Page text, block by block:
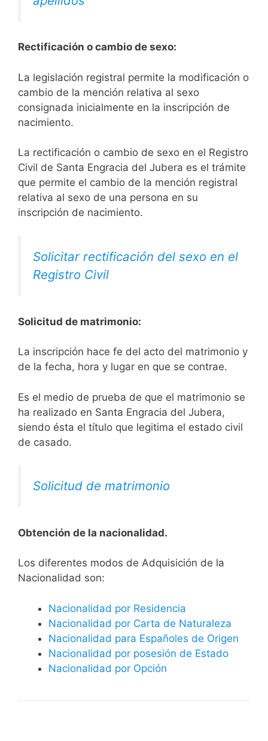
Rectificación o cambio de sexo:
La legislación registral permite la modificación o
cambio de la mención relativa al sexo
consignada inicialmente en la inscripción de
nacimiento.
La rectificación o cambio de sexo en el Registro
Civil de Santa Engracia del Jubera es el trámite
que permite el cambio de la mención registral
relativa al sexo de una persona en su
inscripción de nacimiento.
Solicitar rectificación del sexo en el
Registro Civil
Solicitud de matrimonio:
La inscripción hace fe del acto del matrimonio y
de la fecha, hora y lugar en que se contrae.
Es el medio de prueba de que el matrimonio se
ha realizado en Santa Engracia del Jubera,
siendo ésta el título que legitima el estado civil
de casado.
Solicitud de matrimonio
Obtención de la nacionalidad.
​​​Los diferentes modos de Adquisición de la
Nacionalidad son:
Nacionalidad por Residencia
Nacionalidad por Carta de Naturaleza
Nacionalidad para Españoles de Origen
Nacionalidad por posesión de Estado
Nacionalidad por Opción